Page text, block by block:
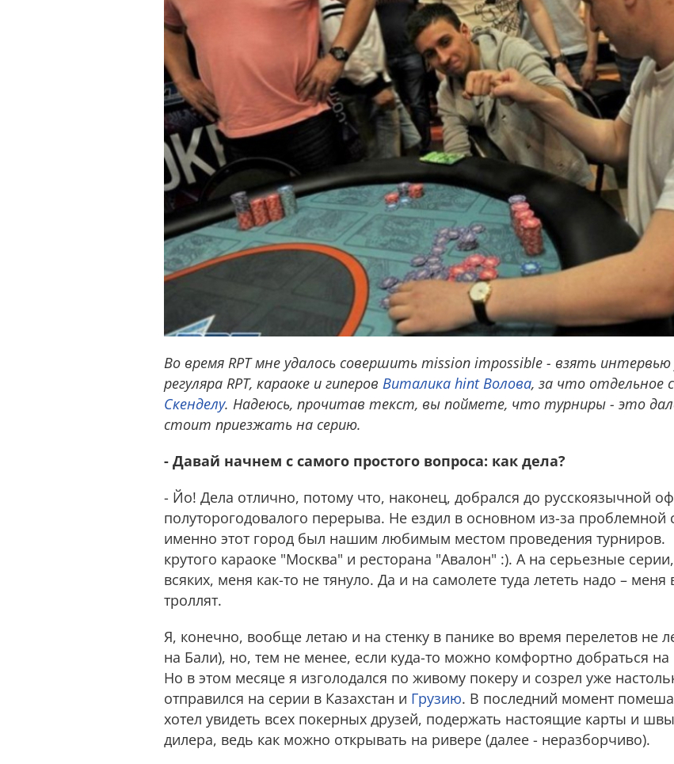
Во время RPT мне удалось совершить mission impossible - взять интервью
регуляра RPT, караоке и гиперов Виталика hint Волова, за что отдельное
Скенделу. Надеюсь, прочитав текст, вы поймете, что турниры - это
стоит приезжать на серию.
- Давай начнем с самого простого вопроса: как дела?
- Йо! Дела отлично, потому что, наконец, добрался до русскоязычной
полуторогодовалого перерыва. Не ездил в основном из-за проблемной
именно этот город был нашим любимым местом проведения турниров.
крутого караоке "Москва" и ресторана "Авалон" :). А на серьезные
всяких, меня как-то не тянуло. Да и на самолете туда лететь надо – меня
троллят.
Я, конечно, вообще летаю и на стенку в панике во время перелетов не
на Бали), но, тем не менее, если куда-то можно комфортно добраться на
Но в этом месяце я изголодался по живому покеру и созрел уже
отправился на серии в Казахстан и Грузию. В последний момент
хотел увидеть всех покерных друзей, подержать настоящие карты и
дилера, ведь как можно открывать на ривере (далее - неразборчиво).